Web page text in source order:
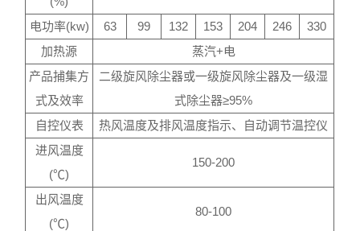
电功率(kw) 63 99 132 153 204 246
330
加热源
蒸汽+电
产品捕集方
式及效率
二级旋风除尘器或一级旋风除尘器及一级湿
式除尘器≥95%
自控仪表
热风温度及排风温度指示、自动调节温控仪
进风温度
(℃)
150-200
出风温度
(℃)
80-100